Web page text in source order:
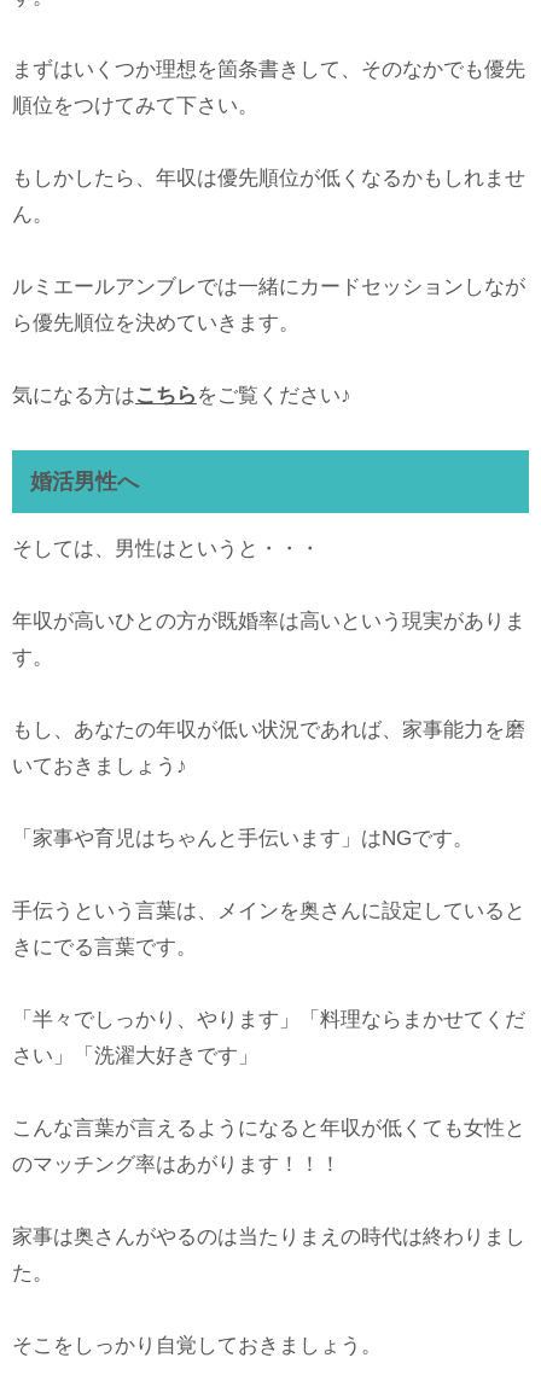
まずはいくつか理想を箇条書きして、そのなかでも優先
順位をつけてみて下さい。
もしかしたら、年収は優先順位が低くなるかもしれませ
ん。
ルミエールアンブレでは一緒にカードセッションしなが
ら優先順位を決めていきます。
気になる方はこちら をご覧ください♪
婚活男性へ
そしては、男性はというと・・・
年収が高いひとの方が既婚率は高いという現実がありま
す。
もし、あなたの年収が低い状況であれば、家事能力を磨
いておきましょう♪
「家事や育児はちゃんと手伝います」はNGです。
手伝うという言葉は、メインを奥さんに設定していると
きにでる言葉です。
「半々でしっかり、やります」「料理ならまかせてくだ
さい」「洗濯大好きです」
こんな言葉が言えるようになると年収が低くても女性と
のマッチング率はあがります！！！
家事は奥さんがやるのは当たりまえの時代は終わりまし
た。
そこをしっかり自覚しておきましょう。